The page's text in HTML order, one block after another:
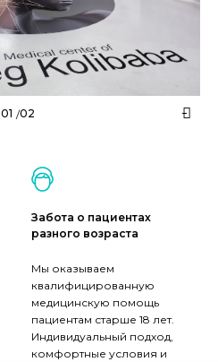
Забота о пациентах
разного возраста
Мы оказываем
квалифицированную
медицинскую помощь
пациентам старше 18 лет.
Индивидуальный подход,
комфортные условия и